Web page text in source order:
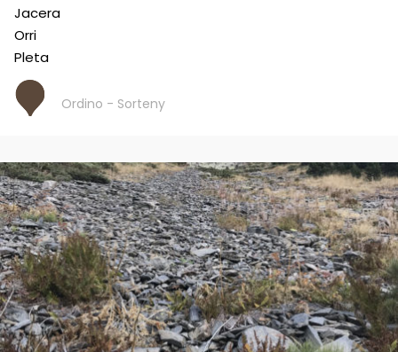
Jacera
Orri
Pleta
Ordino - Sorteny